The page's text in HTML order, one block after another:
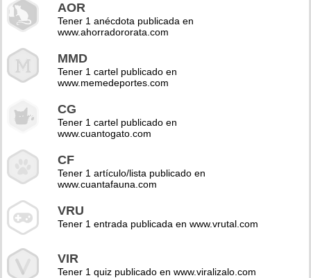
AOR
Tener 1 anécdota publicada en
www.ahorradororata.com
MMD
Tener 1 cartel publicado en
www.memedeportes.com
CG
Tener 1 cartel publicado en
www.cuantogato.com
CF
Tener 1 artículo/lista publicado en
www.cuantafauna.com
VRU
Tener 1 entrada publicada en www.vrutal.com
VIR
Tener 1 quiz publicado en www.viralizalo.com